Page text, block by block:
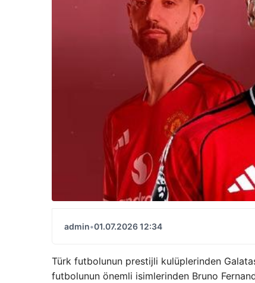
admin•01.07.2026 12:34
Türk futbolunun prestijli kulüplerinden
futbolunun önemli isimlerinden Bruno